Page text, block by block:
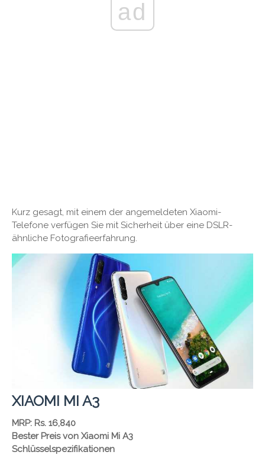
ad
Kurz gesagt, mit einem der angemeldeten Xiaomi-
Telefone verfügen Sie mit Sicherheit über eine DSLR-
ähnliche Fotografieerfahrung.
XIAOMI MI A3
MRP: Rs. 16,840
Bester Preis von Xiaomi Mi A3
Schlüsselspezifikationen